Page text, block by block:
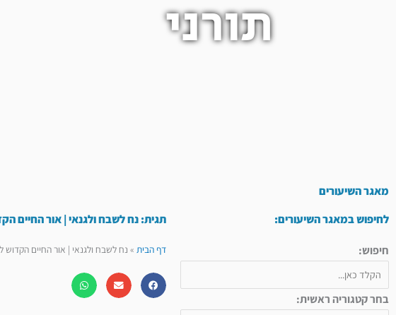
תורני
מאגר השיעורים
לחיפוש במאגר השיעורים:
חיפוש:
בחר קטגוריה ראשית:
תגית: נח לשבח ולגנאי | אור החיים
דף הבית» נח לשבח ולגנאי | אור החיים